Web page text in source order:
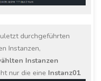
durchgeführten
Instanzen,
Instanzen
nur die eine Instanz01